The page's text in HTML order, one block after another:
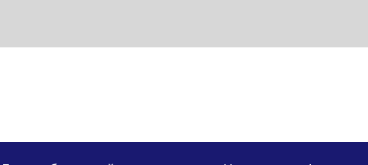
Написать поставщику